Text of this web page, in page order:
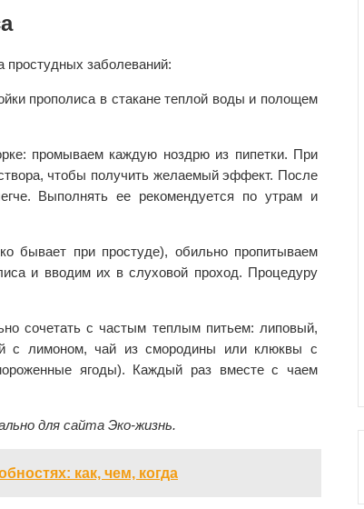
простудных заболеваний:
прополиса в стакане теплой воды и полощем
промываем каждую ноздрю из пипетки. При
чтобы получить желаемый эффект. После
Выполнять ее рекомендуется по утрам и
бывает при простуде), обильно пропитываем
и вводим их в слуховой проход. Процедуру
сочетать с частым теплым питьем: липовый,
с лимоном, чай из смородины или клюквы с
ягоды). Каждый раз вместе с чаем
для сайта Эко-жизнь.
как, чем, когда